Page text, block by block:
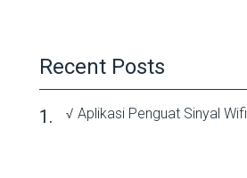
Recent Posts
√ Aplikasi Penguat Sinyal Wifi